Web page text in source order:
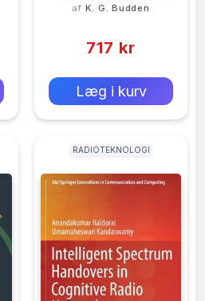
Radio Waves
af K. G. Budden
717 kr
Læg i kurv
RADIOTEKNOLOGI